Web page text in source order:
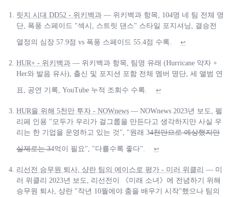
릿지 시대 DD52 - 위키백과 — 위키백과 항목, 104명 네 팀 전체 명
단, 폭풍 스페이드 "섹시, 스트릿 댄스" 스타일 포지셔닝, 결승전
열정의 심장 57.9점 vs 폭풍 스페이드 55.4점 수록. ↩
HUR+ - 위키백과 — 위키백과 항목, 팀명 유래 (Hurricane 약자 +
Her와 발음 유사), 출신 및 포지션 포함 전체 멤버 명단, 세 앨범 연
표, 공연 기록, YouTube 누적 조회수 수록. ↩
HUR을 위해 5천만 투자 - NOWnews — NOWnews 2023년 보도, 펠
리페 인용 "모두가 우리가 걸그룹을 만든다고 생각하지만 사실 우
리는 한 기업을 운영하고 있는 것", "원래 34천만으로 예상했지만
실제로는 34억이 필요", "다를수록 좋다". ↩
리선전 승무원 퇴사, 샹란 팀의 에이스로 평가 - 미러 위클리 — 미
러 위클리 2023년 보도, 리선전이 《미래 소녀》에 전념하기 위해
승무원 퇴사, 샹란 "작년 10월에야 춤을 배우기 시작"했으나 팀의